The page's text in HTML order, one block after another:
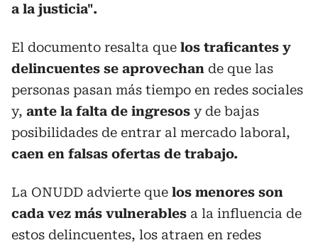
a la justicia".
El documento resalta que los traficantes y
delincuentes se aprovechan de que las
personas pasan más tiempo en redes sociales
y, ante la falta de ingresos y de bajas
posibilidades de entrar al mercado laboral,
caen en falsas ofertas de trabajo.
La ONUDD advierte que los menores son
cada vez más vulnerables a la influencia de
estos delincuentes, los atraen en redes